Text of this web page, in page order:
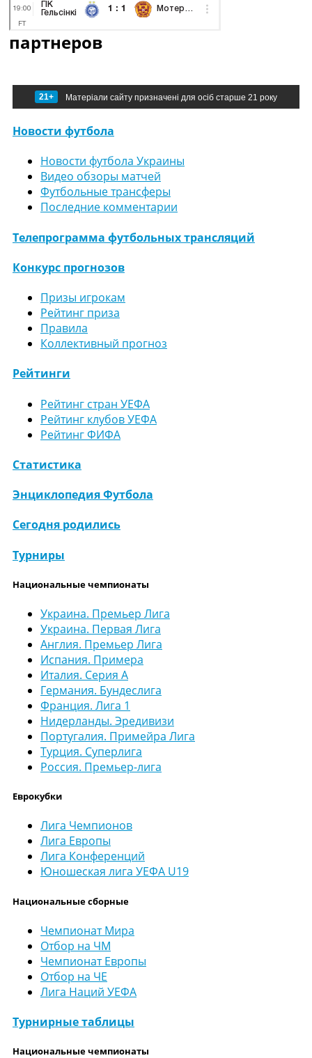
партнеров
21+ Матеріали сайту призначені для осіб старше 21 року
Новости футбола
Новости футбола Украины
Видео обзоры матчей
Футбольные трансферы
Последние комментарии
Телепрограмма футбольных трансляций
Конкурс прогнозов
Призы игрокам
Рейтинг приза
Правила
Коллективный прогноз
Рейтинги
Рейтинг стран УЕФА
Рейтинг клубов УЕФА
Рейтинг ФИФА
Статистика
Энциклопедия Футбола
Сегодня родились
Турниры
Национальные чемпионаты
Украина. Премьер Лига
Украина. Первая Лига
Англия. Премьер Лига
Испания. Примера
Италия. Серия А
Германия. Бундеслига
Франция. Лига 1
Нидерланды. Эредивизи
Португалия. Примейра Лига
Турция. Суперлига
Россия. Премьер-лига
Еврокубки
Лига Чемпионов
Лига Европы
Лига Конференций
Юношеская лига УЕФА U19
Национальные сборные
Чемпионат Мира
Отбор на ЧМ
Чемпионат Европы
Отбор на ЧЕ
Лига Наций УЕФА
Турнирные таблицы
Национальные чемпионаты